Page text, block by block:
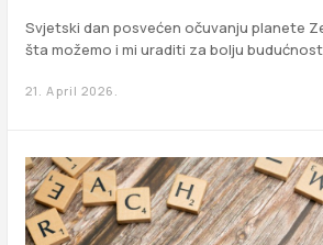
Svjetski dan posvećen očuvanju planete
šta možemo i mi uraditi za bolju budućnost…
21. April 2026.